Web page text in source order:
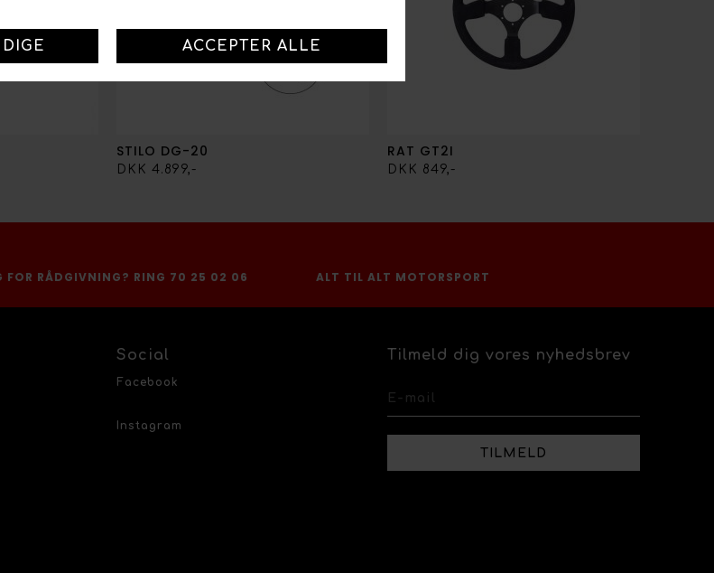
STILO DG-20
DKK 4.899,-
RAT GT2I
DKK 849,-
FOR RÅDGIVNING? RING 70 25 02 06 ALT TIL ALT MOTORSPORT
Social
Facebook
Instagram
Tilmeld dig vores nyhedsbrev